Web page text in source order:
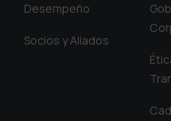
Desempeño
Socios y Aliados